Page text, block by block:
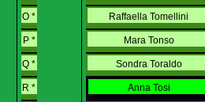
O *
P *
Q *
R *
Raffaella Tomellini
Mara Tonso
Sondra Toraldo
Anna Tosi